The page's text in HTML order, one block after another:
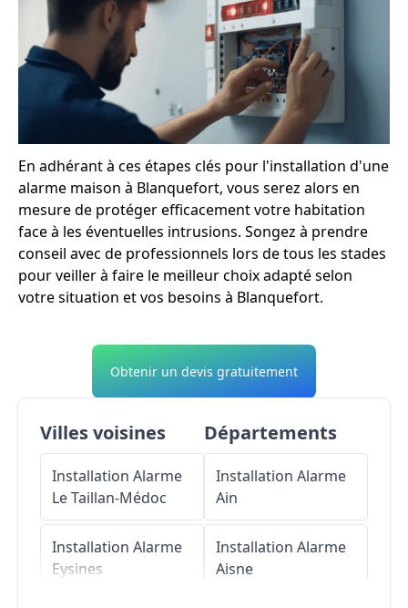
En adhérant à ces étapes clés pour l'installation d'une
alarme maison à Blanquefort, vous serez alors en
mesure de protéger efficacement votre habitation
face à les éventuelles intrusions. Songez à prendre
conseil avec de professionnels lors de tous les stades
pour veiller à faire le meilleur choix adapté selon
votre situation et vos besoins à Blanquefort.
Obtenir un devis gratuitement
Villes voisines
Installation Alarme
Le Taillan-Médoc
Installation Alarme
Eysines
Départements
Installation Alarme
Ain
Installation Alarme
Aisne